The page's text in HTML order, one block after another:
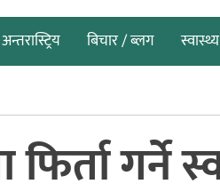
अन्तरास्ट्रिय बिचार / ब्लग स्वास्थ्य
गर्ने